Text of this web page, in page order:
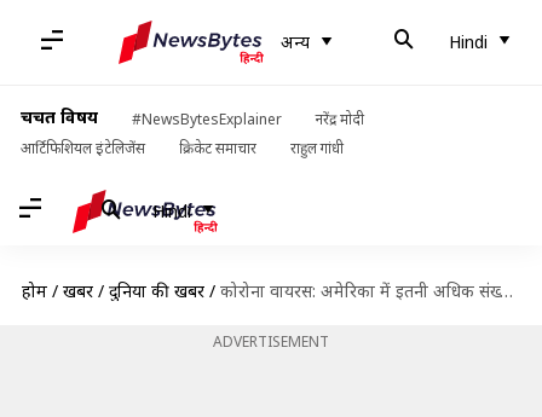
अन्य Hindi
चर्चित विषय #NewsBytesExplainer
नरेंद्र मोदी
आर्टिफिशियल इंटेलिजेंस
क्रिकेट समाचार राहुल गांधी
Hindi
होम / खबरें / दुनिया की खबरें / कोरोना वायरस: अमेरिका में इतनी अधिक संख्या में मामले क्यों सामने आ रहे हैं?
ADVERTISEMENT